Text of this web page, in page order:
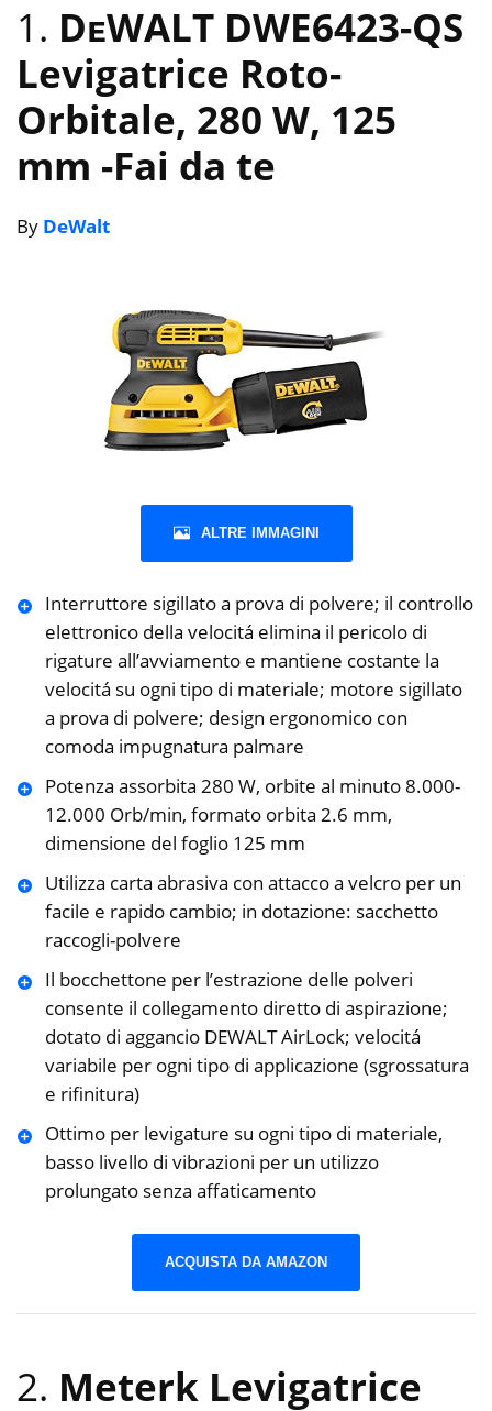
1. DᴇWALT DWE6423-QS
Levigatrice Roto-
Orbitale, 280 W, 125
mm -Fai da te
By DeWalt
ALTRE IMMAGINI
Interruttore sigillato a prova di polvere; il controllo
elettronico della velocitá elimina il pericolo di
rigature all’avviamento e mantiene costante la
velocitá su ogni tipo di materiale; motore sigillato
a prova di polvere; design ergonomico con
comoda impugnatura palmare
Potenza assorbita 280 W, orbite al minuto 8.000-
12.000 Orb/min, formato orbita 2.6 mm,
dimensione del foglio 125 mm
Utilizza carta abrasiva con attacco a velcro per un
facile e rapido cambio; in dotazione: sacchetto
raccogli-polvere
Il bocchettone per l’estrazione delle polveri
consente il collegamento diretto di aspirazione;
dotato di aggancio DEWALT AirLock; velocitá
variabile per ogni tipo di applicazione (sgrossatura
e rifinitura)
Ottimo per levigature su ogni tipo di materiale,
basso livello di vibrazioni per un utilizzo
prolungato senza affaticamento
ACQUISTA DA AMAZON
2. Meterk Levigatrice